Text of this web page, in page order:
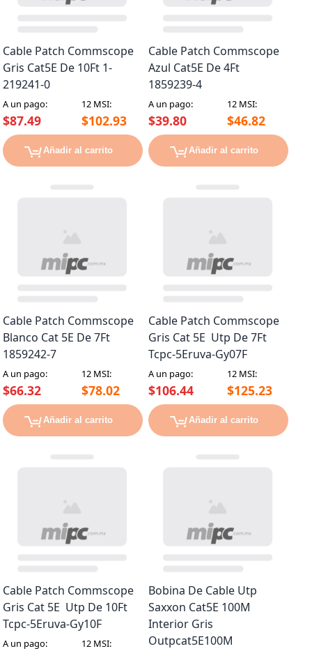
Cable Patch Commscope
Gris Cat5E De 10Ft 1-
219241-0
A un pago: 12 MSI:
$87.49 $102.93
Añadir al carrito
Cable Patch Commscope
Azul Cat5E De 4Ft
1859239-4
A un pago: 12 MSI:
$39.80 $46.82
Añadir al carrito
Cable Patch Commscope
Blanco Cat 5E De 7Ft
1859242-7
A un pago: 12 MSI:
$66.32 $78.02
Añadir al carrito
Cable Patch Commscope
Gris Cat 5E Utp De 7Ft
Tcpc-5Eruva-Gy07F
A un pago: 12 MSI:
$106.44 $125.23
Añadir al carrito
Cable Patch Commscope
Gris Cat 5E Utp De 10Ft
Tcpc-5Eruva-Gy10F
A un pago: 12 MSI:
Bobina De Cable Utp
Saxxon Cat5E 100M
Interior Gris
Outpcat5E100M